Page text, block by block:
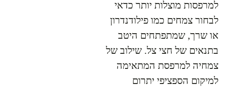
למרפסות מוצלות יותר כדאי
לבחור צמחים כמו פילודנדרון
או שרך, שמתפתחים היטב
בתנאים של חצי צל. שילוב של
צמחיה למרפסת המתאימה
למיקום הספציפי יתרום